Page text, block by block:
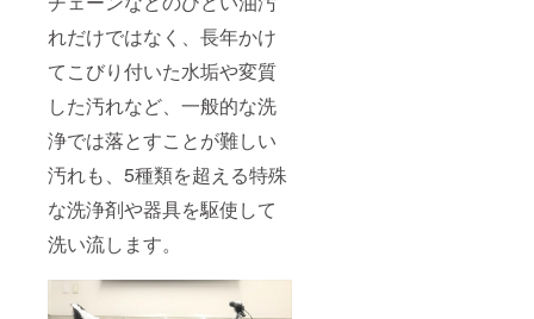
れだけではなく、長年かけ
てこびり付いた水垢や変質
した汚れなど、一般的な洗
浄では落とすことが難しい
汚れも、5種類を超える特殊
な洗浄剤や器具を駆使して
洗い流します。